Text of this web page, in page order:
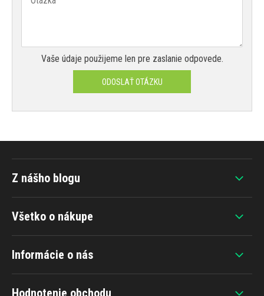
Vaše údaje použijeme len pre zaslanie odpovede.
ODOSLAŤ OTÁZKU
Všetko o nákupe
Informácie o nás
Z nášho blogu